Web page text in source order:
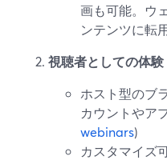
画も可能。ウ
ンテンツに転
視聴者としての体験
ホスト型のブ
カウントやア
webinars)
カスタマイズ